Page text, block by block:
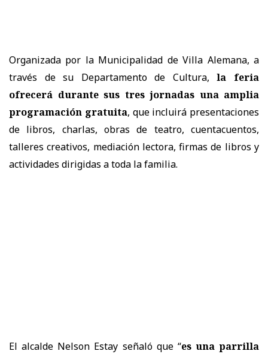
Organizada por la Municipalidad de Villa Alemana, a
través de su Departamento de Cultura,
la feria
ofrecerá durante sus tres jornadas una amplia
programación gratuita, que incluirá presentaciones
de libros, charlas, obras de teatro, cuentacuentos,
talleres creativos, mediación lectora, firmas de libros y
actividades dirigidas a toda la familia.
El alcalde Nelson Estay señaló que “es una parrilla